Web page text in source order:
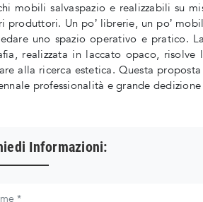
mobili salvaspazio e realizzabili su
produttori. Un po’ librerie, un po’
uno spazio operativo e pratico. La
realizzata in laccato opaco,
alla ricerca estetica. Questa
professionalità e grande
Informazioni: